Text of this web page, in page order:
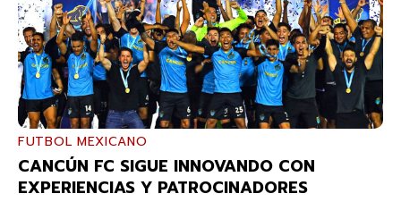
FUTBOL MEXICANO
CANCÚN FC SIGUE INNOVANDO CON
EXPERIENCIAS Y PATROCINADORES